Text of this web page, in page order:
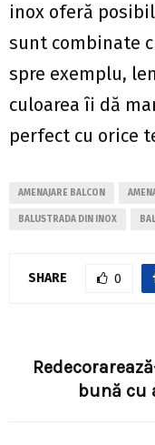
inox oferă
sunt combinate
spre exemplu,
culoarea îi dă
perfect cu orice
AMENAJARE BALCON
BALUSTRADA DIN INOX
SHARE 0
bună cu